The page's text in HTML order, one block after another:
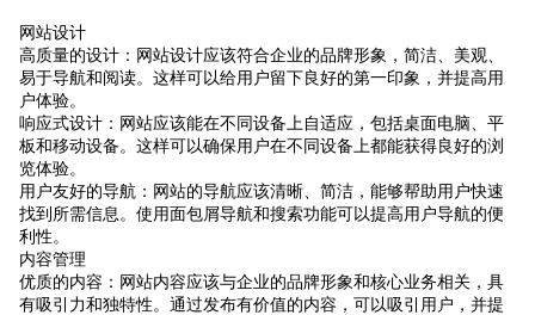
网站设计
高质量的设计：网站设计应该符合企业的品牌形象，简洁、美观、
易于导航和阅读。这样可以给用户留下良好的第一印象，并提高用
户体验。
响应式设计：网站应该能在不同设备上自适应，包括桌面电脑、平
板和移动设备。这样可以确保用户在不同设备上都能获得良好的浏
览体验。
用户友好的导航：网站的导航应该清晰、简洁，能够帮助用户快速
找到所需信息。使用面包屑导航和搜索功能可以提高用户导航的便
利性。
内容管理
优质的内容：网站内容应该与企业的品牌形象和核心业务相关，具
有吸引力和独特性。通过发布有价值的内容，可以吸引用户，并提